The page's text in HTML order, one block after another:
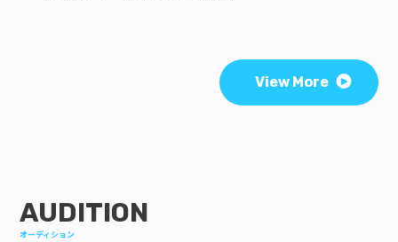
View More
AUDITION
オーディション